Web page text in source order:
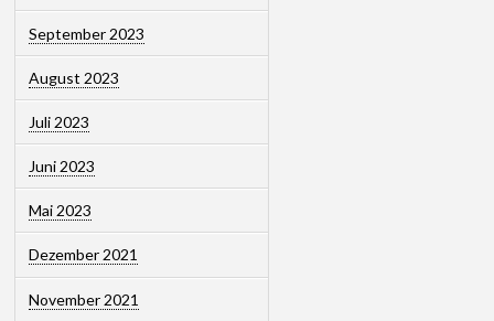
September 2023
August 2023
Juli 2023
Juni 2023
Mai 2023
Dezember 2021
November 2021